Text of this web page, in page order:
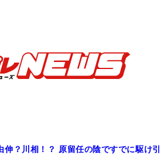
伸？川相！？ 原留任の陰ですでに駆け引